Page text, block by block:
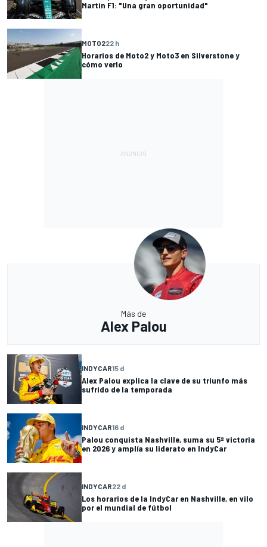
Martin F1: "Una gran oportunidad"
MOTO222 h
Horarios de Moto2 y Moto3 en Silverstone y
cómo verlo
Más de
Alex Palou
INDYCAR15 d
Alex Palou explica la clave de su triunfo más
sufrido de la temporada
INDYCAR16 d
Palou conquista Nashville, suma su 5ª victoria
en 2026 y amplía su liderato en IndyCar
INDYCAR22 d
Los horarios de la IndyCar en Nashville, en vilo
por el mundial de fútbol